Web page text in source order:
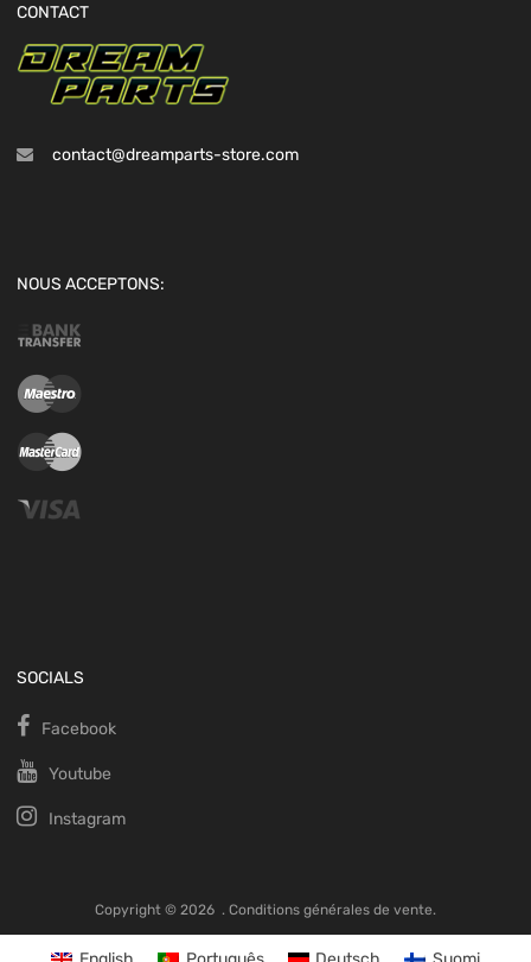
CONTACT
contact@dreamparts-store.com
NOUS ACCEPTONS:
SOCIALS
Facebook
Youtube
Instagram
Copyright © 2026 . Conditions générales de vente.